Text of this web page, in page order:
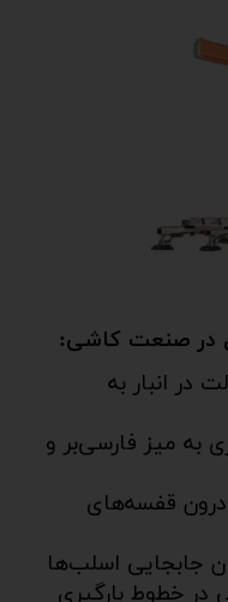
در صنعت کاشی:
در انبار به
به میز فارسی‌بر و
درون قفسه‌های
جابجایی اسلب‌ها
در خطوط بارگیری